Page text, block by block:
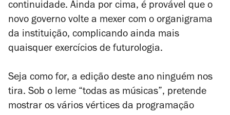
continuidade. Ainda por cima, é provável que o
novo governo volte a mexer com o organigrama
da instituição, complicando ainda mais
quaisquer exercícios de futurologia.
Seja como for, a edição deste ano ninguém nos
tira. Sob o leme “todas as músicas”, pretende
mostrar os vários vértices da programação